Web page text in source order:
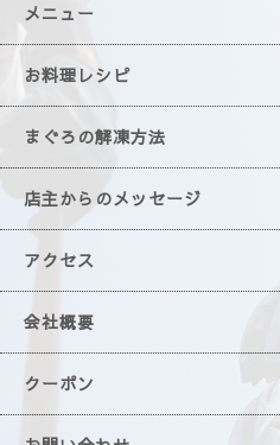
メニュー
お料理レシピ
まぐろの解凍方法
店主からのメッセージ
アクセス
会社概要
クーポン